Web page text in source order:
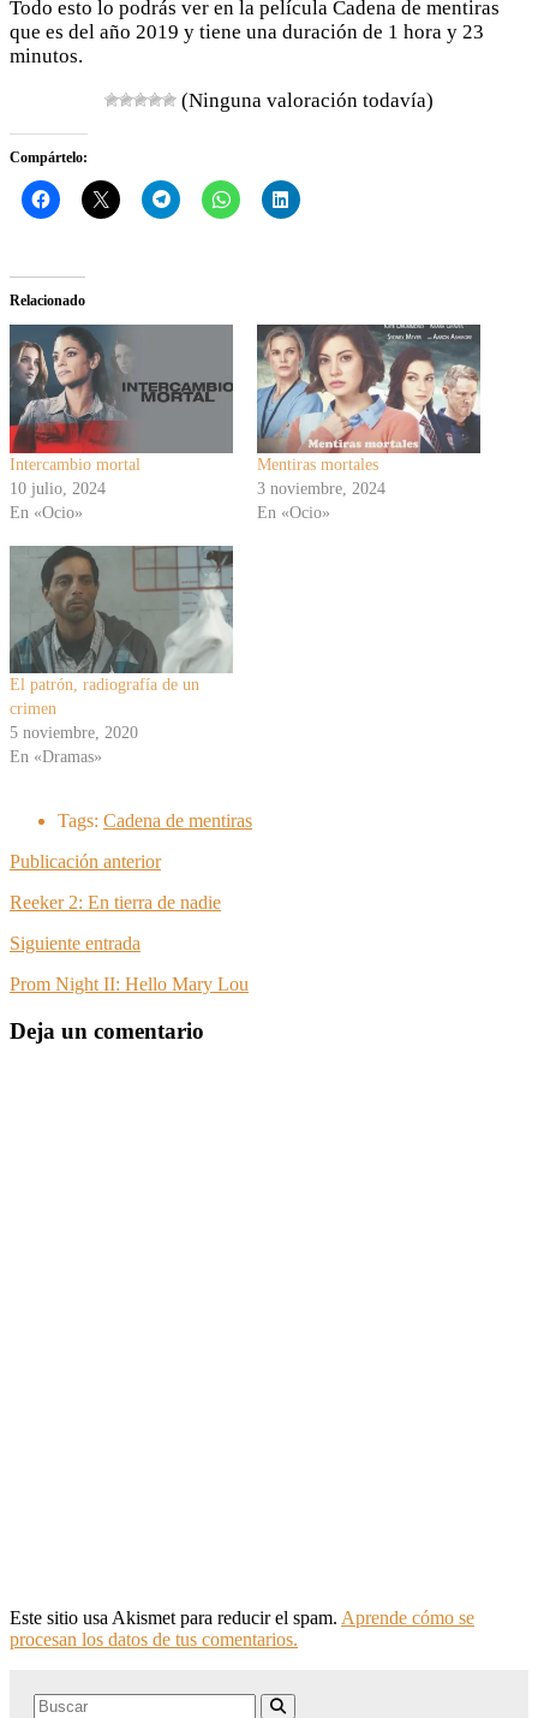
Todo esto lo podrás ver en la película Cadena de mentiras
que es del año 2019 y tiene una duración de 1 hora y 23
minutos.
(Ninguna valoración todavía)
Compártelo:
Relacionado
Intercambio mortal
10 julio, 2024
En «Ocio»
Mentiras mortales
3 noviembre, 2024
En «Ocio»
El patrón, radiografía de un
crimen
5 noviembre, 2020
En «Dramas»
Tags: Cadena de mentiras
Publicación anterior
Reeker 2: En tierra de nadie
Siguiente entrada
Prom Night II: Hello Mary Lou
Deja un comentario
Este sitio usa Akismet para reducir el spam. Aprende cómo se
procesan los datos de tus comentarios.
Search